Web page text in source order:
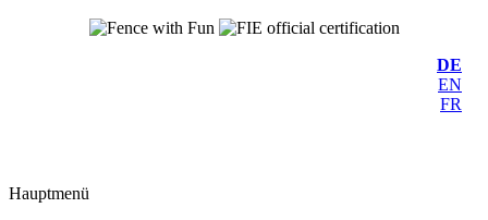
DE
EN
FR
Hauptmenü